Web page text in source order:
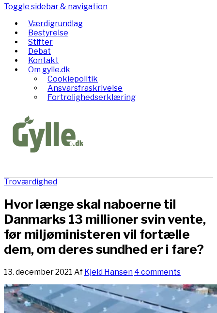
Toggle sidebar & navigation
Værdigrundlag
Bestyrelse
Stifter
Debat
Kontakt
Om gylle.dk
Cookiepolitik
Ansvarsfraskrivelse
Fortrolighedserklæring
Troværdighed
Hvor længe skal naboerne til
Danmarks 13 millioner svin vente,
før miljøministeren vil fortælle
dem, om deres sundhed er i fare?
13. december 2021 Af Kjeld Hansen 4 comments